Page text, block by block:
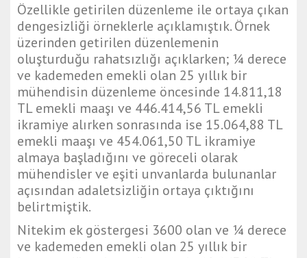
Özellikle getirilen düzenleme ile ortaya çıkan
dengesizliği örneklerle açıklamıştık. Örnek
üzerinden getirilen düzenlemenin
oluşturduğu rahatsızlığı açıklarken; ¼ derece
ve kademeden emekli olan 25 yıllık bir
mühendisin düzenleme öncesinde 14.811,18
TL emekli maaşı ve 446.414,56 TL emekli
ikramiye alırken sonrasında ise 15.064,88 TL
emekli maaşı ve 454.061,50 TL ikramiye
almaya başladığını ve göreceli olarak
mühendisler ve eşiti unvanlarda bulunanlar
açısından adaletsizliğin ortaya çıktığını
belirtmiştik.
Nitekim ek göstergesi 3600 olan ve ¼ derece
ve kademeden emekli olan 25 yıllık bir